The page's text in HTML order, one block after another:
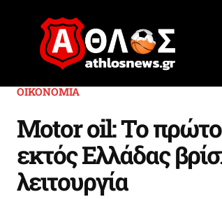
ΟΙΚΟΝΟΜΙΑ
Motor oil: Το
εκτός Ελλάδας
λειτουργία